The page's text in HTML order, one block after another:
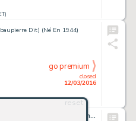
reset
Dit) (Né En 1944)
closed
12/03/2016
go premium
Pythagore, et les géants de la toundra - tome 3